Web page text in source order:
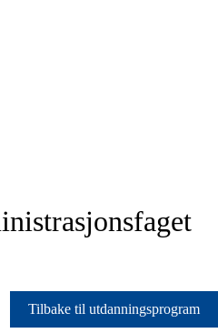
Tilbake til utdanningsprogram